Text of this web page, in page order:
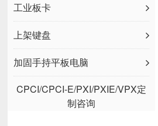
工业板卡
上架键盘
加固手持平板电脑
CPCI/CPCI-E/PXI/PXIE/VPX定
制咨询